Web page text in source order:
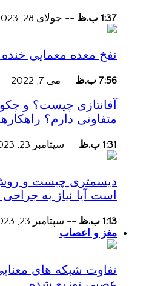
1:37 ب.ظ -- جولای 28, 2023
نفخ معده معمایی خنده
7:56 ب.ظ -- می 7, 2022
آفانتازی چیست؟ و
متفاوتی دارم؟
1:31 ب.ظ -- سپتامبر 23, 2023
دیسمتری چیست و
است آیا نیاز به جراحی
1:13 ب.ظ -- سپتامبر 23, 2023
مغز و اعصاب
تفاوت شبکه های